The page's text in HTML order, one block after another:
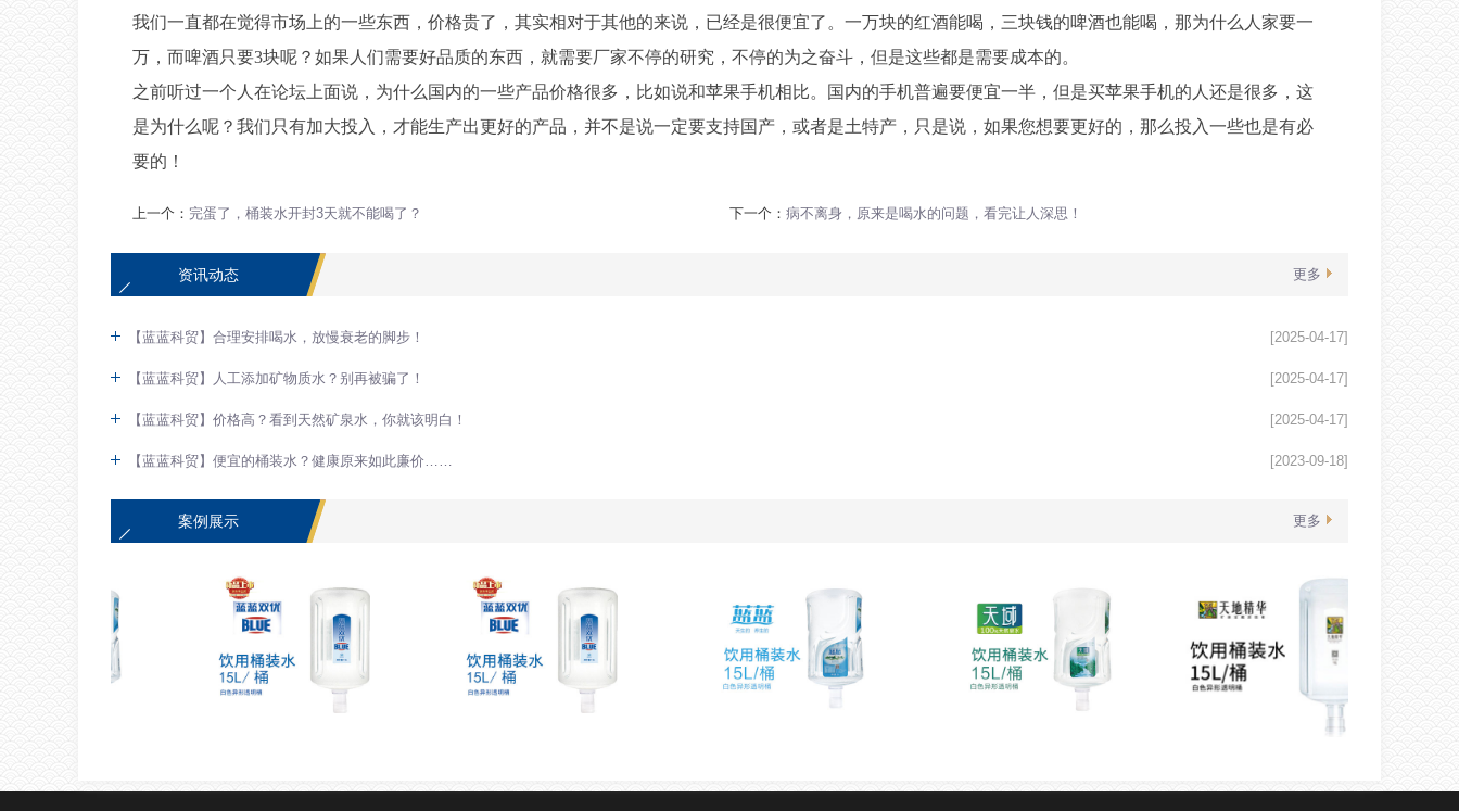
我们一直都在觉得市场上的一些东西，价格贵了，其实相对于其他的来说，已经是很便宜了。一万块的红酒能喝，三块钱的啤酒也能喝，那为什么人家要一
万，而啤酒只要3块呢？如果人们需要好品质的东西，就需要厂家不停的研究，不停的为之奋斗，但是这些都是需要成本的。
之前听过一个人在论坛上面说，为什么国内的一些产品价格很多，比如说和苹果手机相比。国内的手机普遍要便宜一半，但是买苹果手机的人还是很多，这
是为什么呢？我们只有加大投入，才能生产出更好的产品，并不是说一定要支持国产，或者是土特产，只是说，如果您想要更好的，那么投入一些也是有必
要的！
上一个： 完蛋了，桶装水开封3天就不能喝了？ 下一个： 病不离身，原来是喝水的问题，看完让人深思！
更多
资讯动态
[2025-04-17]
【蓝蓝科贸】合理安排喝水，放慢衰老的脚步！
[2025-04-17]
【蓝蓝科贸】人工添加矿物质水？别再被骗了！
[2025-04-17]
【蓝蓝科贸】价格高？看到天然矿泉水，你就该明白！
[2023-09-18]
【蓝蓝科贸】便宜的桶装水？健康原来如此廉价……
更多
案例展示